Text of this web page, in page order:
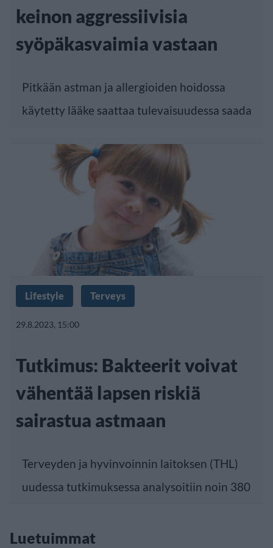
keinon aggressiivisia
syöpäkasvaimia vastaan
Pitkään astman ja allergioiden hoidossa
käytetty lääke saattaa tulevaisuudessa saada
Lifestyle Terveys
29.8.2023, 15:00
Tutkimus: Bakteerit voivat
vähentää lapsen riskiä
sairastua astmaan
Terveyden ja hyvinvoinnin laitoksen (THL)
uudessa tutkimuksessa analysoitiin noin 380
Luetuimmat